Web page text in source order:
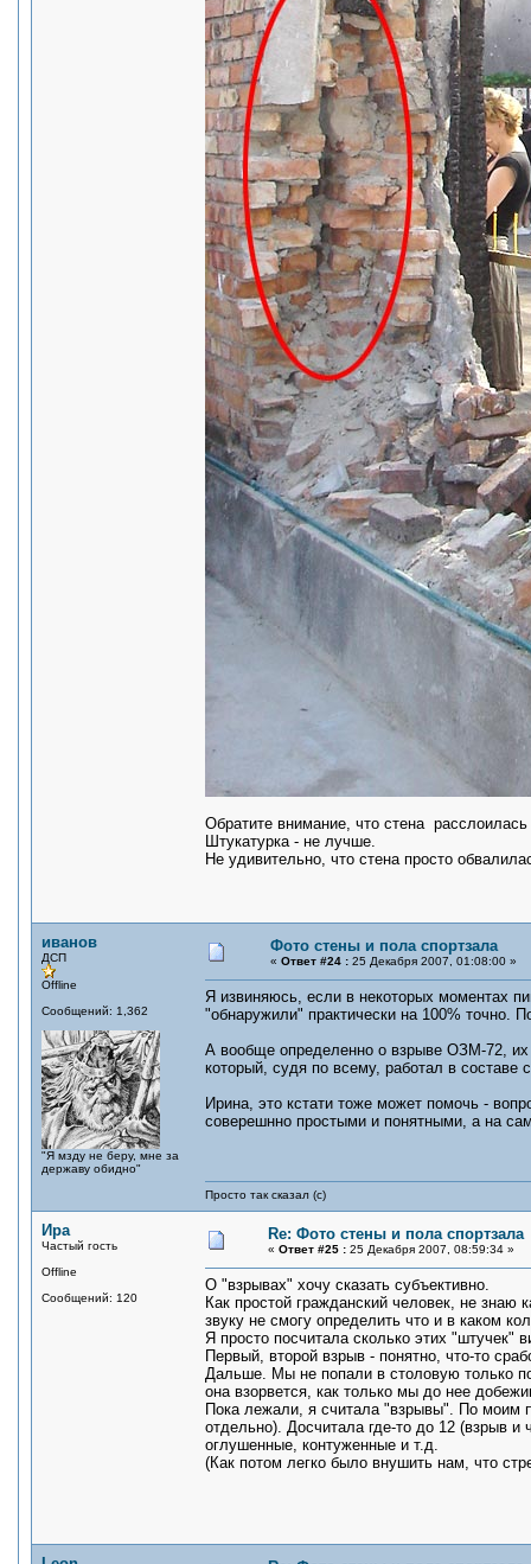
Обратите внимание, что стена
Штукатурка - не лучше.
Не удивительно, что стена просто
иванов
ДСП
Offline
Сообщений: 1,362
"Я мзду не беру, мне за
державу обидно"
Фото стены и пола спортзала
« Ответ #24 : 25 Декабря 2007, 01:08:00 »
Я извиняюсь, если в некоторых моментах
"обнаружили" практически на 100% точно.
А вообще определенно о взрыве ОЗМ-72, их
который, судя по всему, работал в составе
Ирина, это кстати тоже может помочь -
соверешнно простыми и понятными, а на
Просто так сказал (с)
Ира
Частый гость
Offline
Сообщений: 120
Re: Фото стены и пола спортзала
« Ответ #25 : 25 Декабря 2007, 08:59:34 »
О "взрывах" хочу сказать субъективно.
Как простой гражданский человек, не
звуку не смогу определить что и в каком
Я просто посчитала сколько этих "штучек"
Первый, второй взрыв - понятно, что-то
Дальше. Мы не попали в столовую только
она взорвется, как только мы до нее
Пока лежали, я считала "взрывы". По моим
отдельно). Досчитала где-то до 12 (взрыв
оглушенные, контуженные и т.д.
(Как потом легко было внушить нам, что